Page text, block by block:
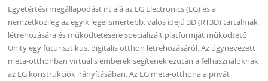
Egyetértési megállapodást írt alá az LG Electronics (LG) és a
nemzetközileg az egyik legelismertebb, valós idejű 3D (RT3D) tartalmak
létrehozására és működtetésére specializált platformját működtető
Unity egy futurisztikus, digitális otthon létrehozásáról. Az úgynevezett
meta-otthonban virtuális emberek segítenek ezután a felhasználóknak
az LG konstrukciók irányításában. Az LG meta-otthona a privát